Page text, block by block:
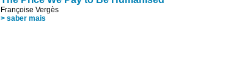
Françoise Vergès
> saber mais